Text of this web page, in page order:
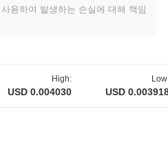
High:
USD 0.004030 USD
에 메인넷을 출시하여 암호화폐 시장
초기 개발은 장인과 공예가들이 블록
다. 이러한 기초적인 단계들은
고 향후 성장과 커뮤니티 참여의 길을
용하여 발생하는 손실에 대해 책임